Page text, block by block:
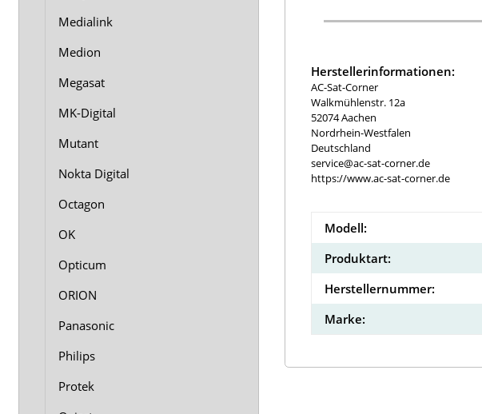
Herstellerinformationen:
AC-Sat-Corner
Walkmühlenstr. 12a
52074 Aachen
Nordrhein-Westfalen
Deutschland
service@ac-sat-corner.de
https://www.ac-sat-corner.de
Modell:
Produktart:
Herstellernummer:
Marke:
Medialink
Medion
Megasat
MK-Digital
Mutant
Nokta Digital
Octagon
OK
Opticum
ORION
Panasonic
Philips
Protek